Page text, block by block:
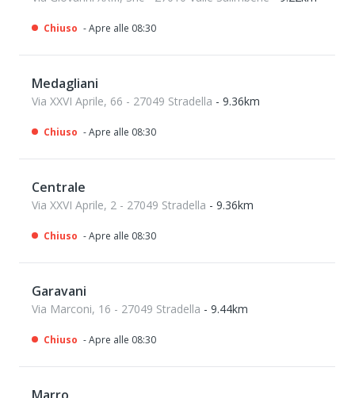
Chiuso - Apre alle 08:30
Medagliani
Via XXVI Aprile, 66 - 27049 Stradella - 9.36km
Chiuso - Apre alle 08:30
Centrale
Via XXVI Aprile, 2 - 27049 Stradella - 9.36km
Chiuso - Apre alle 08:30
Garavani
Via Marconi, 16 - 27049 Stradella - 9.44km
Chiuso - Apre alle 08:30